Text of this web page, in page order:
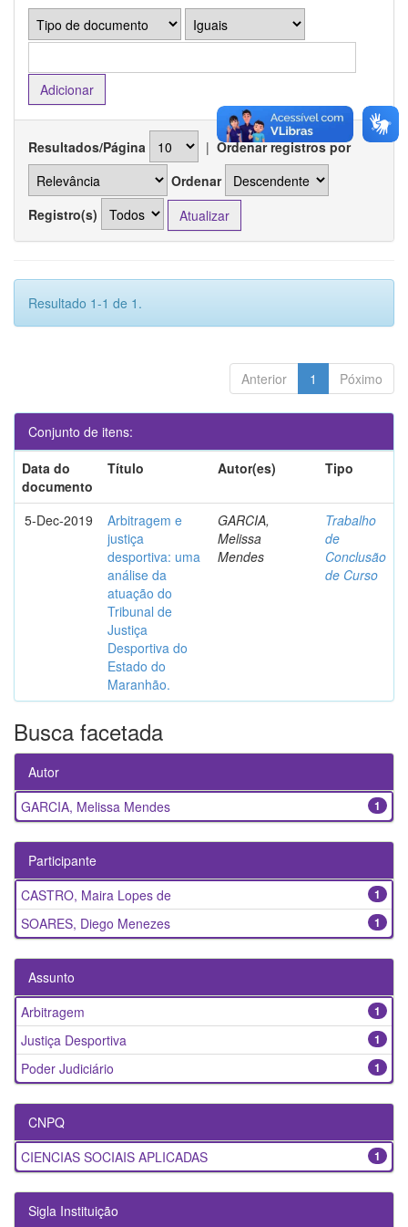
Resultados/Página | Ordenar registros por
Ordenar
Registro(s)
Resultado 1-1 de 1.
Anterior 1 Póximo
Conjunto de itens:
Data do
documento
Título Autor(es) Tipo
5-Dec-2019
Arbitragem e
justiça
desportiva: uma
análise da
atuação do
Tribunal de
Justiça
Desportiva do
Estado do
Maranhão.
GARCIA,
Melissa
Mendes
Trabalho
de
Conclusão
de Curso
Busca facetada
Autor
1
GARCIA, Melissa Mendes
Participante
1
CASTRO, Maira Lopes de
1
SOARES, Diego Menezes
Assunto
1
Arbitragem
1
Justiça Desportiva
1
Poder Judiciário
CNPQ
1
CIENCIAS SOCIAIS APLICADAS
Sigla Instituição